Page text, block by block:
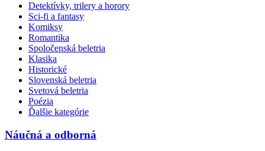
Detektívky, trilery a horory
Sci-fi a fantasy
Komiksy
Romantika
Spoločenská beletria
Klasika
Historické
Slovenská beletria
Svetová beletria
Poézia
Ďalšie kategórie
Náučná a odborná